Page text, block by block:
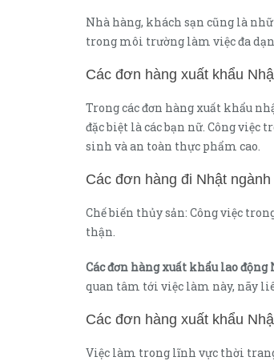
Nhà hàng, khách sạn cũng là
trong môi trường làm việc đa
Các đơn hàng xuất khẩu
Trong các đơn hàng xuất khẩu
đặc biệt là các bạn nữ. Công việc
sinh và an toàn thực phẩm cao.
Các đơn hàng đi Nhật
Chế biến thủy sản: Công việc
thận.
Các đơn hàng xuất khẩu lao động
quan tâm tới việc làm này, nãy
Các đơn hàng xuất khẩu
Việc làm trong lĩnh vực thời